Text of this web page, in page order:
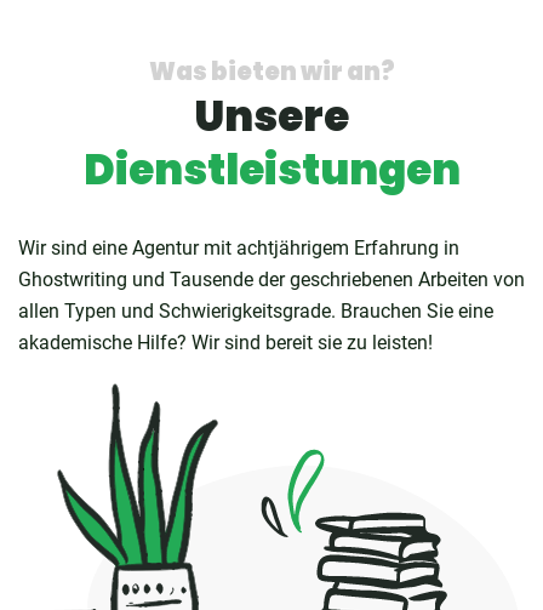
Was bieten wir an?
Unsere
Dienstleistungen
Wir sind eine Agentur mit achtjährigem Erfahrung in
Ghostwriting und Tausende der geschriebenen Arbeiten von
allen Typen und Schwierigkeitsgrade. Brauchen Sie eine
akademische Hilfe? Wir sind bereit sie zu leisten!